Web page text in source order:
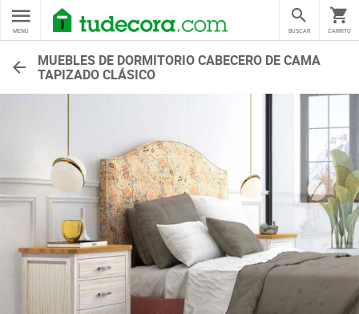
MENU CARRITO
BUSCAR
MUEBLES DE DORMITORIO CABECERO DE CAMA
TAPIZADO CLÁSICO